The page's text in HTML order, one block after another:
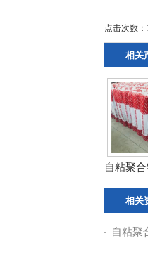
点击次数：
相关
自粘聚合
相关
自粘聚